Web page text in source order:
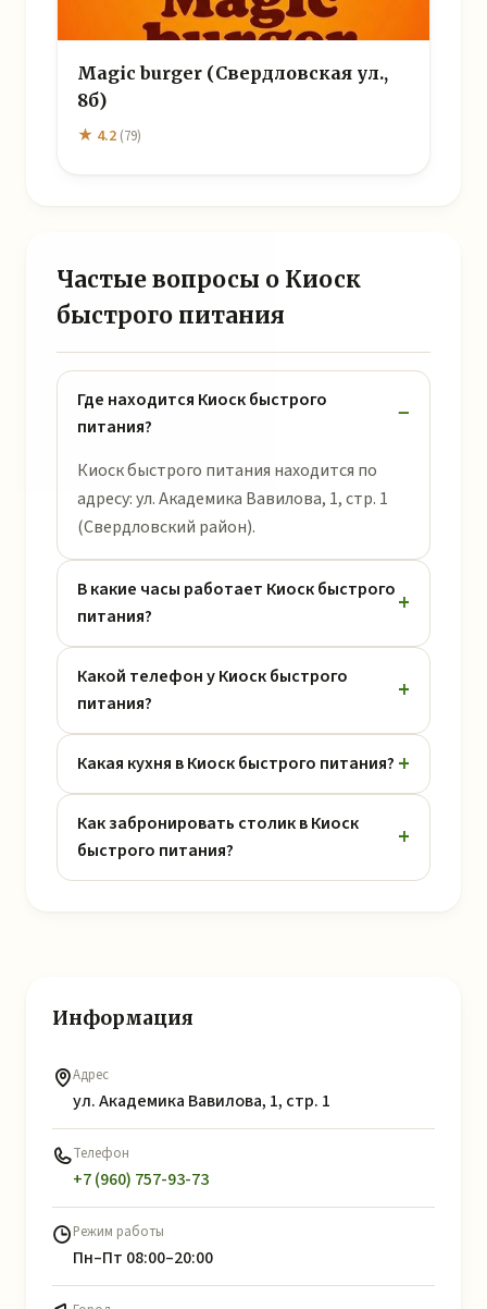
Magic burger (Свердловская ул.,
8б)
★ 4.2 (79)
Частые вопросы о Киоск
быстрого питания
Где находится Киоск быстрого
питания?
Киоск быстрого питания находится по
адресу: ул. Академика Вавилова, 1, стр. 1
(Свердловский район).
В какие часы работает Киоск быстрого
питания?
Какой телефон у Киоск быстрого
питания?
Какая кухня в Киоск быстрого питания?
Как забронировать столик в Киоск
быстрого питания?
Информация
Адрес
ул. Академика Вавилова, 1, стр. 1
Телефон
+7 (960) 757-93-73
Режим работы
Пн–Пт 08:00–20:00